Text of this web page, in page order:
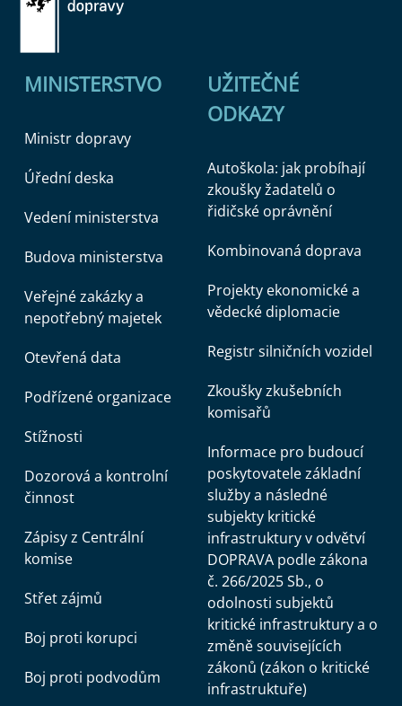
MINISTERSTVO
Ministr dopravy
Úřední deska
Vedení ministerstva
Budova ministerstva
Veřejné zakázky a
nepotřebný majetek
Otevřená data
Podřízené organizace
Stížnosti
Dozorová a kontrolní
činnost
Zápisy z Centrální
komise
Střet zájmů
Boj proti korupci
Boj proti podvodům
UŽITEČNÉ
ODKAZY
Autoškola: jak probíhají
zkoušky žadatelů o
řidičské oprávnění
Kombinovaná doprava
Projekty ekonomické a
vědecké diplomacie
Registr silničních vozidel
Zkoušky zkušebních
komisařů
Informace pro budoucí
poskytovatele základní
služby a následné
subjekty kritické
infrastruktury v odvětví
DOPRAVA podle zákona
č. 266/2025 Sb., o
odolnosti subjektů
kritické infrastruktury a o
změně souvisejících
zákonů (zákon o kritické
infrastruktuře)